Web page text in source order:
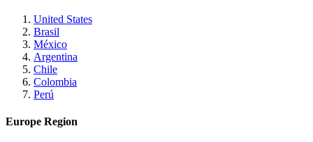
United States
Brasil
México
Argentina
Chile
Colombia
Perú
Europe Region